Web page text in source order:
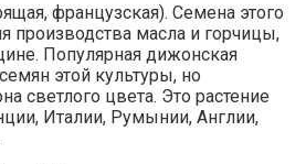
французская). Семена этого
производства масла и горчицы,
Популярная дижонская
этой культуры, но
светлого цвета. Это растение
Италии, Румынии, Англии,